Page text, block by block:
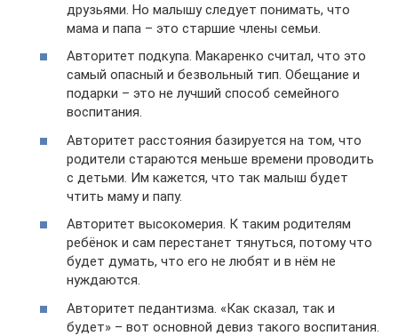
друзьями. Но малышу следует понимать, что
мама и папа – это старшие члены семьи.
Авторитет подкупа. Макаренко считал, что это
самый опасный и безвольный тип. Обещание и
подарки – это не лучший способ семейного
воспитания.
Авторитет расстояния базируется на том, что
родители стараются меньше времени проводить
с детьми. Им кажется, что так малыш будет
чтить маму и папу.
Авторитет высокомерия. К таким родителям
ребёнок и сам перестанет тянуться, потому что
будет думать, что его не любят и в нём не
нуждаются.
Авторитет педантизма. «Как сказал, так и
будет» – вот основной девиз такого воспитания.